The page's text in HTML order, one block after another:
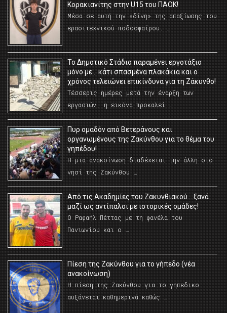
Κορακιανίτης στην U15 του ΠΑΟΚ!
Μέσα σε αυτή την «δίνη» της απαξίωσης του
ερασιτεχνικού ποδοσφαίρου. …
Το Δημοτικό Στάδιο παραμένει εργοτάξιο
μόνο με… κάτι σπασμένα πλακάκια και ο
χρόνος τελειώνει επικίνδυνα για τη Ζάκυνθο!
Τέσσερις ημέρες μετά την έναρξη των
εργασιών, η εικόνα προκαλεί …
Πυρ ομαδόν από Βετεράνους και
οργανωμένους της Ζακύνθου για το θέμα του
γηπέδου!
Η μια ανακοίνωση διαδέχεται την άλλη στο
νησί της Ζακύνθου …
Από τις Ακαδημίες του Ζακυνθιακού… ξανά
μαζί ως αντίπαλοι με ιστορικές ομάδες!
Ο Ραφαήλ Πέττας με τη φανέλα του
Πανιωνίου και ο …
Πίεση της Ζακύνθου για το γήπεδο (νέα
ανακοίνωση)
Η πίεση της Ζακύνθου για το γηπεδικο
αυξάνεται καθημερινά καθώς …